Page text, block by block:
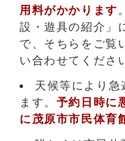
用料がかかります
設・遊具の紹介」
で、そちらをご覧
い合わせてくださ
天候等により急
ます。 予約日時に
に茂原市市民体育